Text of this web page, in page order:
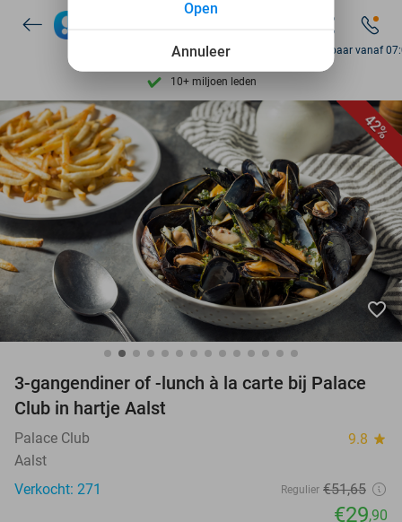
Ontdek 15.000+ deals
10+ miljoen leden
9,4 op basis van 205.983 reviews
Ontdek 15.000+ deals
7 dagen per week beschikbaar
10+ miljoen leden
Bereikbaar vanaf
42%
favorite_border
3-gangendiner of -lunch à la carte bij Palace
Club in hartje Aalst
Palace Club 9.8 star
Aalst
Verkocht: 271
Regulier €51,65
€29,90
Annuleer
Open